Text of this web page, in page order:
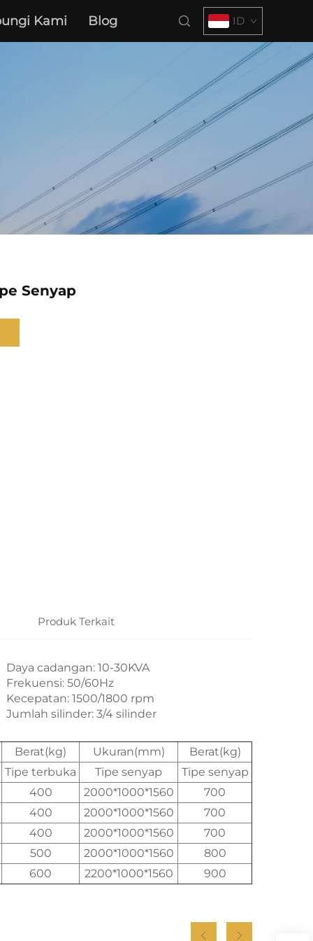
Kami Blog ID
Senyap
Produk Terkait
Daya cadangan: 10-30KVA
Frekuensi: 50/60Hz
Kecepatan: 1500/1800 rpm
Jumlah silinder: 3/4 silinder
Berat(kg) Ukuran(mm)
Berat(kg)
Tipe terbuka
Tipe senyap
Tipe senyap
400
2000*1000*1560
700
400
2000*1000*1560
700
400
2000*1000*1560
700
500
2000*1000*1560
800
600
2200*1000*1560 900